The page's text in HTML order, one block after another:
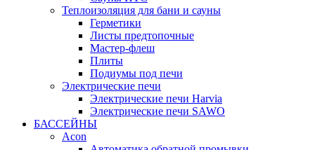
Теплоизоляция для бани и сауны
Герметики
Листы предтопочные
Мастер-флеш
Плиты
Подиумы под печи
Электрические печи
Электрические печи Harvia
Электрические печи SAWO
БАССЕЙНЫ
Acon